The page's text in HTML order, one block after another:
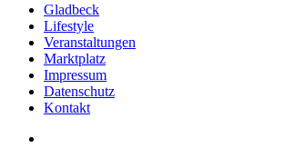
Gladbeck
Lifestyle
Veranstaltungen
Marktplatz
Impressum
Datenschutz
Kontakt